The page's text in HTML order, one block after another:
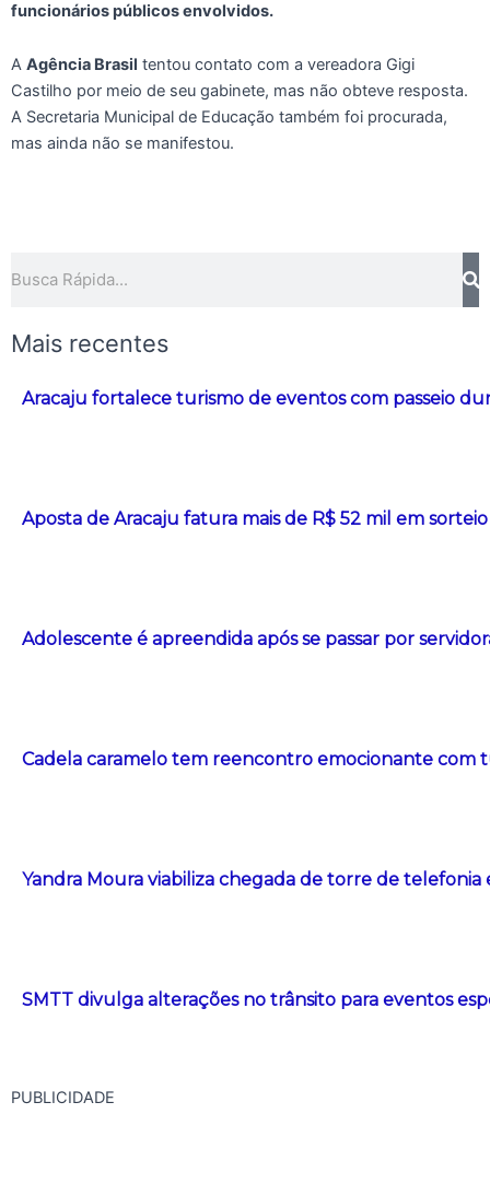
funcionários públicos envolvidos.
A Agência Brasil tentou contato com a vereadora Gigi
Castilho por meio de seu gabinete, mas não obteve resposta.
A Secretaria Municipal de Educação também foi procurada,
mas ainda não se manifestou.
Mais recentes
Aracaju fortalece turismo de eventos com passeio
Aposta de Aracaju fatura mais de R$ 52 mil em
Adolescente é apreendida após se passar por
Cadela caramelo tem reencontro emocionante com
Yandra Moura viabiliza chegada de torre de telefonia
SMTT divulga alterações no trânsito para eventos
PUBLICIDADE